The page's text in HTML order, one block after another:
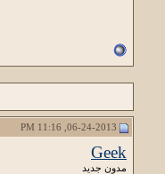
Geek
مدون جديد